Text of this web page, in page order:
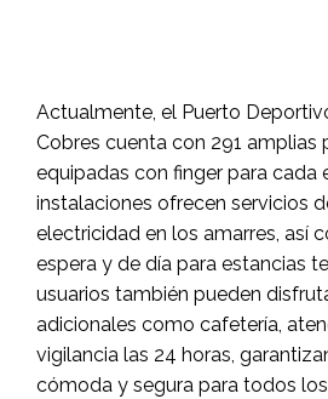
Actualmente, el Puerto
Cobres cuenta con 291 amplias
equipadas con finger para cada
instalaciones ofrecen servicios
electricidad en los amarres, así
espera y de día para estancias
usuarios también pueden
adicionales como cafetería,
vigilancia las 24 horas,
cómoda y segura para todos